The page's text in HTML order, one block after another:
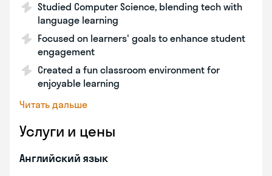
Studied Computer Science, blending tech with
language learning
Focused on learners' goals to enhance student
engagement
Created a fun classroom environment for
enjoyable learning
Читать дальше
Услуги и цены
Английский язык